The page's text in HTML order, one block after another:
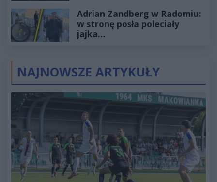
złotych
Adrian Zandberg w Radomiu:
w stronę posła poleciały
jajka…
NAJNOWSZE ARTYKUŁY